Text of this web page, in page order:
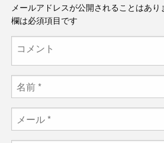
メールアドレスが公開されることはあり
欄は必須項目です